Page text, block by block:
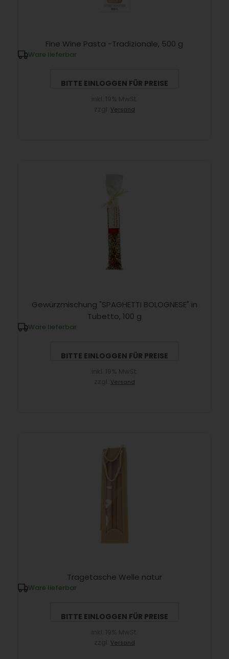
Fine Wine Pasta -Tradizionale, 500 g
Ware lieferbar
BITTE EINLOGGEN FÜR PREISE
Versand
Gewürzmischung "SPAGHETTI BOLOGNESE" in
Tubetto, 100 g
Ware lieferbar
BITTE EINLOGGEN FÜR PREISE
Versand
Tragetasche Welle natur
Ware lieferbar
BITTE EINLOGGEN FÜR PREISE
Versand